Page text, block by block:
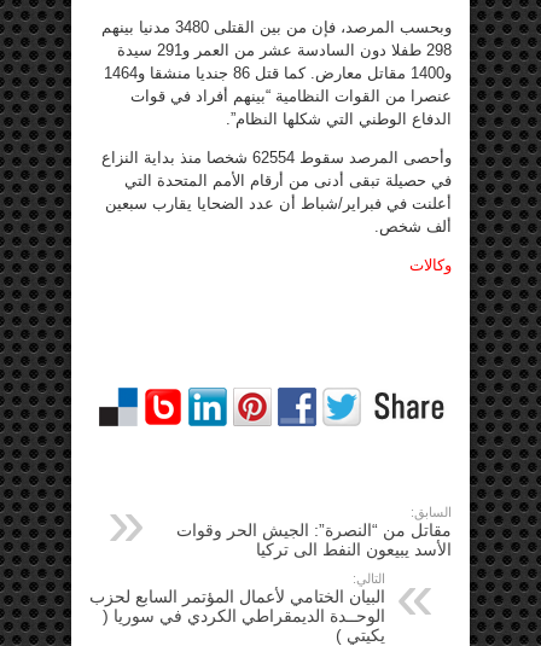
وبحسب المرصد، فإن من بين القتلى 3480 مدنيا بينهم
298 طفلا دون السادسة عشر من العمر و291 سيدة
و1400 مقاتل معارض. كما قتل 86 جنديا منشقا و1464
عنصرا من القوات النظامية “بينهم أفراد في قوات
الدفاع الوطني التي شكلها النظام”.
وأحصى المرصد سقوط 62554 شخصا منذ بداية النزاع
في حصيلة تبقى أدنى من أرقام الأمم المتحدة التي
أعلنت في فبراير/شباط أن عدد الضحايا يقارب سبعين
ألف شخص.
وكالات
السابق:
مقاتل من “النصرة”: الجيش الحر وقوات
الأسد يبيعون النفط الى تركيا
التالي:
البيان الختامي لأعمال المؤتمر السابع لحزب
الوحــدة الديمقراطي الكردي في سوريا (
يكيتي )